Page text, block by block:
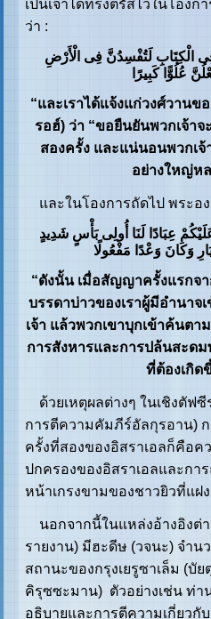
เป็นเจ้าได้ทรงตรัสไว้ในโองก
ว่า :
الْکِتَابِ لَتُفْسِدُنَّ فِی الْأَرْضِ
عُلُوًّا کَبِیرًا
“และเราได้แจ้งแก่วงศ์วานข
รอฮ์) ว่า “ขอยืนยันพวกเจ้า
สองครั้ง และแน่นอนพวกเจ้
อย่างใหญ่ห
และในโองการถัดไป พระอ
عِبَادًا لَنَا أُولِی بَأْسٍ شَدِیدٍ
وَکَانَ وَعْدًا مَفْعُولًا
“ดังนั้น เมื่อสัญญาครั้งแรกจา
บรรดาบ่าวของเราผู้มีอำนาจ
เจ้า แล้วพวกเขาบุกเข้าค้นตา
การสังหารและการปล้นสะด
ที่ต้องเกิด
ด้วยเหตุผลต่างๆ ในเชิงตัฟซี
การตีความคัมภีร์อัลกุรอาน)
ครั้งที่สองของอิสราเอลก็คือค
ปกครองของอิสราเอลและกา
หน้าเกรงขามของชาวยิวที่แฝ
นอกจากนี้ในแหล่งอ้างอิงต่า
รายงาน) มีฮะดีษ (วจนะ) จำน
สถานะของกรุงเยรูซาเล็ม (บั
คิรุซซะมาน) ตัวอย่างเช่น ท่า
อธิบายและการตีความเกี่ยวกั